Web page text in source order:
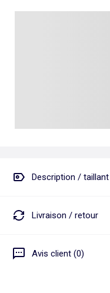
Description / taillant
Livraison / retour
Avis client (0)